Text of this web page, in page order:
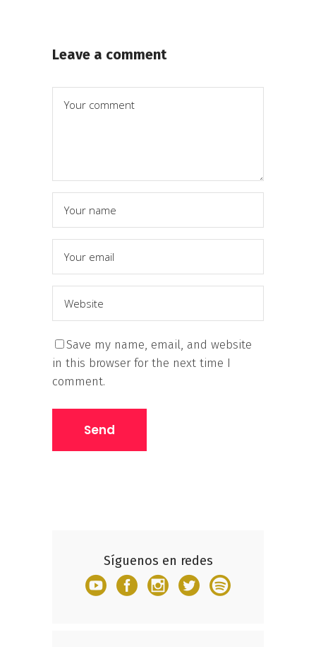
Leave a comment
Save my name, email, and website
in this browser for the next time I
comment.
Síguenos en redes